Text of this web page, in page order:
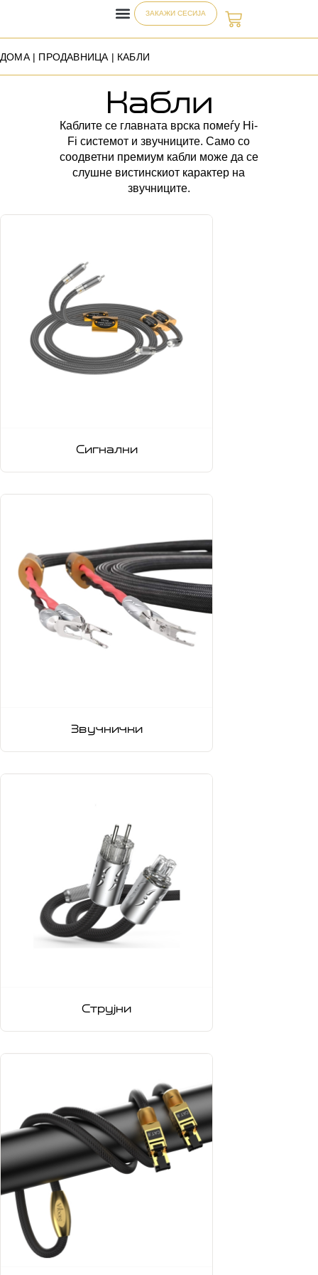
ЗАКАЖИ СЕСИЈА
ДОМА| ПРОДАВНИЦА | КАБЛИ
Кабли
Каблите се главната врска помеѓу Hi-
Fi системот и звучниците. Само со
соодветни премиум кабли може да се
слушне вистинскиот карактер на
звучниците.
Сигнални
Звучнички
Струјни